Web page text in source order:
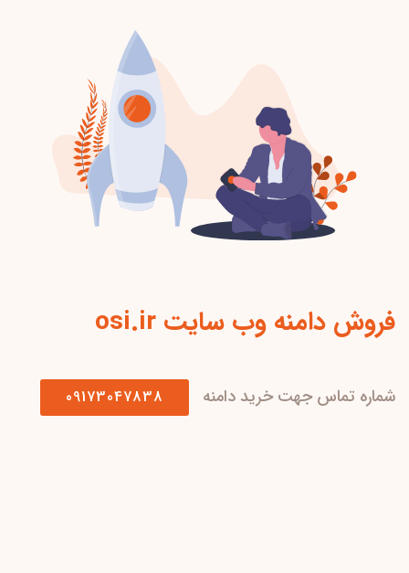
فروش دامنه وب سایت osi.ir
شماره تماس جهت خرید دامنه 09173047838